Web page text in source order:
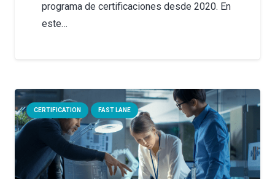
programa de certificaciones desde 2020. En
este…
CERTIFICATION FAST LANE